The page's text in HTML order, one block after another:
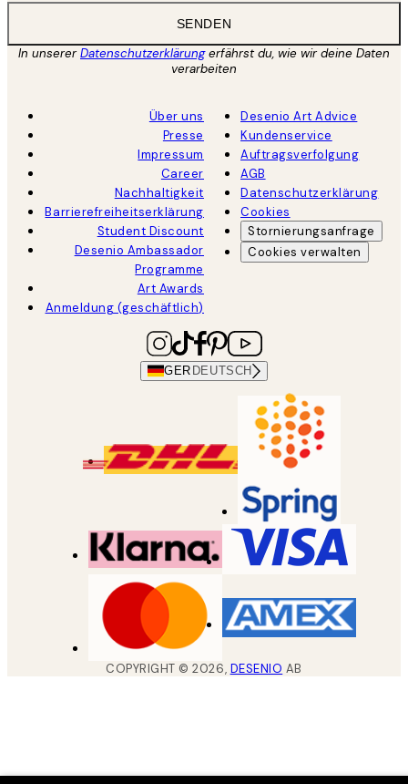
SENDEN
In unsererDatenschutzerklärungerfährst du, wie wir deine Daten
verarbeiten
Über uns
Presse
Impressum
Career
Nachhaltigkeit
Barrierefreiheitserklärung
Student Discount
Desenio Ambassador
Programme
Art Awards
Anmeldung (geschäftlich)
Desenio Art Advice
Kundenservice
Auftragsverfolgung
AGB
Datenschutzerklärung
Cookies
Stornierungsanfrage
Cookies verwalten
GER DEUTSCH
COPYRIGHT ©2026, DESENIO AB